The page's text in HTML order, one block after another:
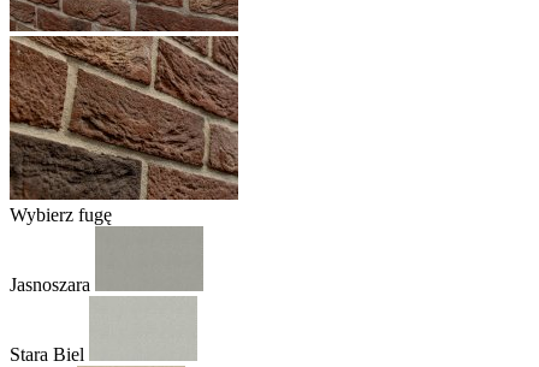
Wybierz fugę
Jasnoszara
Stara Biel